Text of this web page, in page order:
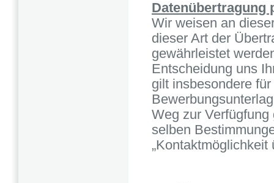
Datenübertragung
Wir weisen an
dieser Art der
gewährleistet
Entscheidung uns
gilt insbesondere
Weg zur
selben